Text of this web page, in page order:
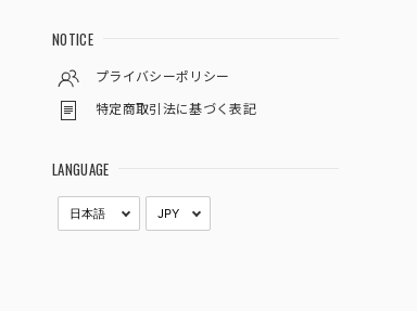
NOTICE
プライバシーポリシー
特定商取引法に基づく表記
LANGUAGE